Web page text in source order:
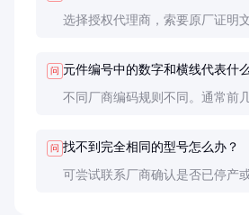
选择授权代理商，索要原厂证明
问 元件编号中的数字和横线代表什
不同厂商编码规则不同。通常前
问 找不到完全相同的型号怎么办？
可尝试联系厂商确认是否已停产